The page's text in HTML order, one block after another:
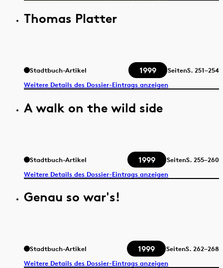
Thomas Platter
Stadtbuch-Artikel 1999 SeitenS. 251–254
Weitere Details des Dossier-Eintrags anzeigen
A walk on the wild side
Stadtbuch-Artikel 1999 SeitenS. 255–260
Weitere Details des Dossier-Eintrags anzeigen
Genau so war's!
Stadtbuch-Artikel 1999 SeitenS. 262–268
Weitere Details des Dossier-Eintrags anzeigen